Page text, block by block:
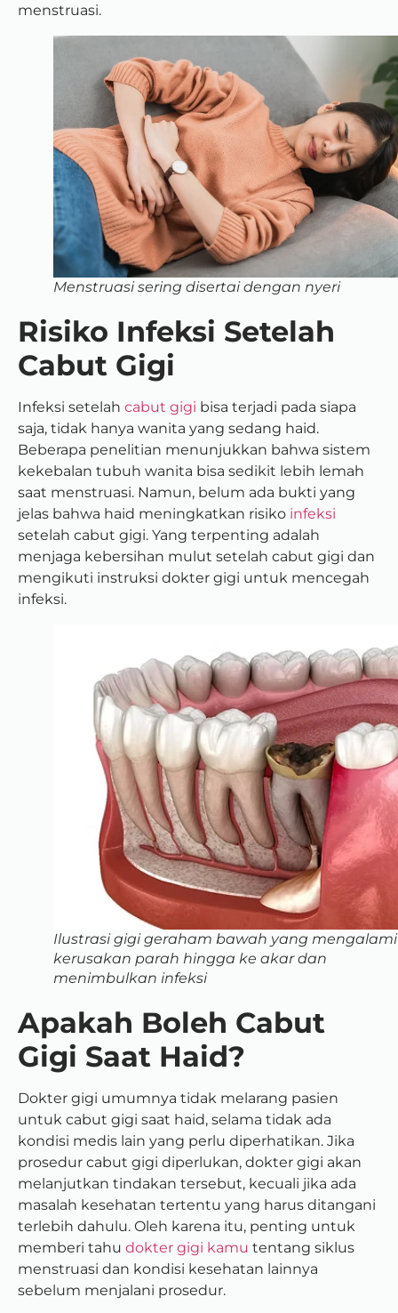
menstruasi.
Menstruasi sering disertai dengan nyeri
Risiko Infeksi Setelah
Cabut Gigi
Infeksi setelah cabut gigi bisa terjadi pada siapa
saja, tidak hanya wanita yang sedang haid.
Beberapa penelitian menunjukkan bahwa sistem
kekebalan tubuh wanita bisa sedikit lebih lemah
saat menstruasi. Namun, belum ada bukti yang
jelas bahwa haid meningkatkan risiko infeksi
setelah cabut gigi. Yang terpenting adalah
menjaga kebersihan mulut setelah cabut gigi dan
mengikuti instruksi dokter gigi untuk mencegah
infeksi.
Ilustrasi gigi geraham bawah yang mengalami
kerusakan parah hingga ke akar dan
menimbulkan infeksi
Apakah Boleh Cabut
Gigi Saat Haid?
Dokter gigi umumnya tidak melarang pasien
untuk cabut gigi saat haid, selama tidak ada
kondisi medis lain yang perlu diperhatikan. Jika
prosedur cabut gigi diperlukan, dokter gigi akan
melanjutkan tindakan tersebut, kecuali jika ada
masalah kesehatan tertentu yang harus ditangani
terlebih dahulu. Oleh karena itu, penting untuk
memberi tahu dokter gigi kamu tentang siklus
menstruasi dan kondisi kesehatan lainnya
sebelum menjalani prosedur.